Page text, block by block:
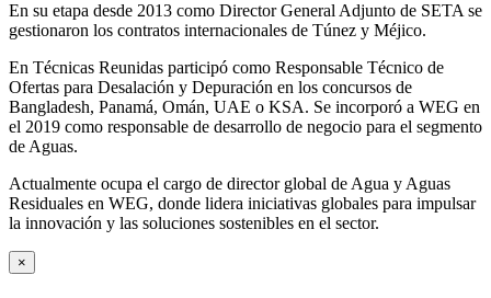
En su etapa desde 2013 como Director General Adjunto de SETA se
gestionaron los contratos internacionales de Túnez y Méjico.
En Técnicas Reunidas participó como Responsable Técnico de
Ofertas para Desalación y Depuración en los concursos de
Bangladesh, Panamá, Omán, UAE o KSA. Se incorporó a WEG en
el 2019 como responsable de desarrollo de negocio para el segmento
de Aguas.
Actualmente ocupa el cargo de director global de Agua y Aguas
Residuales en WEG, donde lidera iniciativas globales para impulsar
la innovación y las soluciones sostenibles en el sector.
×